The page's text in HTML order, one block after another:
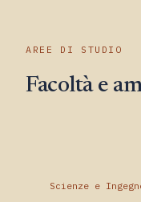
AREE DI STUDIO
Facoltà e
Scienze e